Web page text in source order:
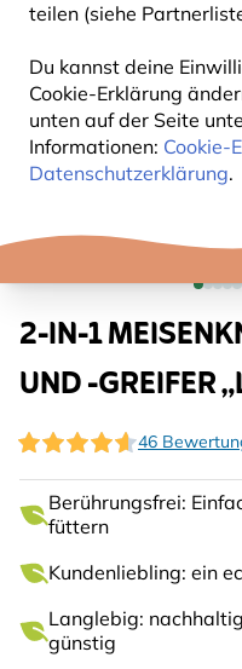
teilen (siehe
Du kannst deine
Cookie-Erklärung
unten auf der Seite
Informationen: Cookie-
Datenschutzerklärung.
2-IN-1
UND -GREIFER
46
Berührungsfrei:
füttern
Kundenliebling: ein
Langlebig:
günstig